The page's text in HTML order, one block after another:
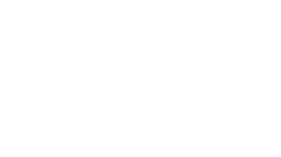
レンスの汚染の影響を排除